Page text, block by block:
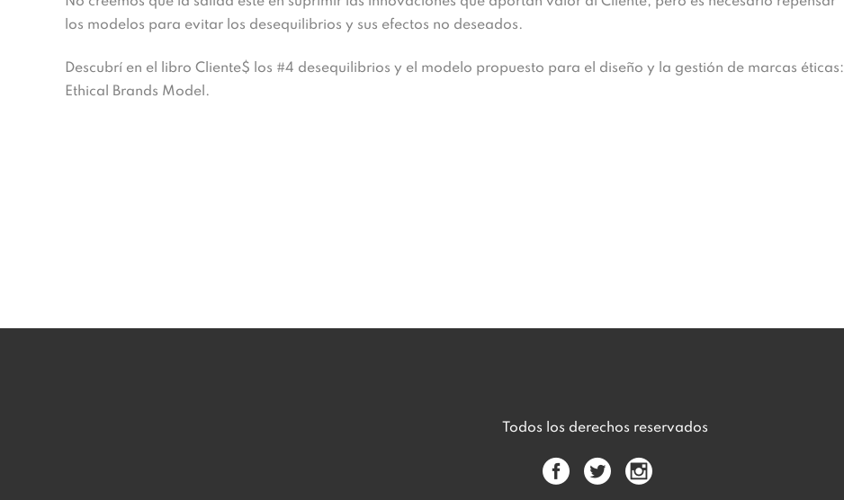
los modelos para evitar los desequilibrios y sus efectos no deseados.
Descubrí en el libro Cliente$ los #4 desequilibrios y el modelo propuesto para el diseño y la gestión de marcas éticas:
Ethical Brands Model.
Todos los derechos reservados